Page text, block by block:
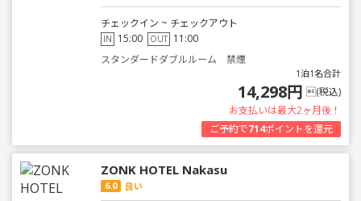
チェックイン ~ チェックアウト
IN 15:00 OUT 11:00
スタンダードダブルルーム 禁煙
1泊1名合計
14,298円 (税込)
お支払いは最大2ヶ月後！
ご予約で714ポイントを還元
ZONK HOTEL Nakasu
6.0 良い